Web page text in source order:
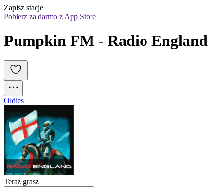
Zapisz stacje
Pobierz za darmo z App Store
Pumpkin FM - Radio England
Oldies
Teraz grasz